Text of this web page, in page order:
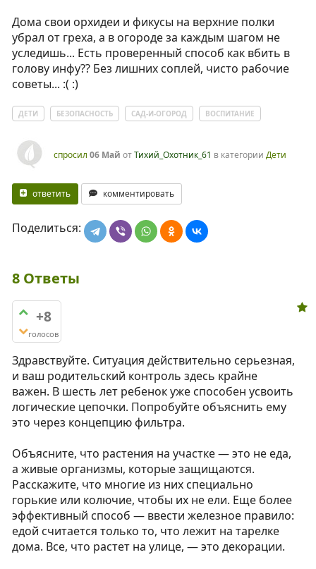
Дома свои орхидеи и фикусы на верхние полки
убрал от греха, а в огороде за каждым шагом не
уследишь... Есть проверенный способ как вбить в
голову инфу?? Без лишних соплей, чисто рабочие
советы... :( :)
ДЕТИ БЕЗОПАСНОСТЬ САД-И-ОГОРОД ВОСПИТАНИЕ
спросил 06 Май отТихий_Охотник_61 в категории Дети
ответить комментировать
Поделиться:
8 Ответы
+8
голосов
Здравствуйте. Ситуация действительно серьезная,
и ваш родительский контроль здесь крайне
важен. В шесть лет ребенок уже способен усвоить
логические цепочки. Попробуйте объяснить ему
это через концепцию фильтра.
Объясните, что растения на участке — это не еда,
а живые организмы, которые защищаются.
Расскажите, что многие из них специально
горькие или колючие, чтобы их не ели. Еще более
эффективный способ — ввести железное правило:
едой считается только то, что лежит на тарелке
дома. Все, что растет на улице, — это декорации.